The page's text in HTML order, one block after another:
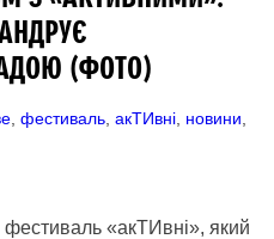
(ФОТО)
фестиваль акТИвні новини
«акТИвні», який